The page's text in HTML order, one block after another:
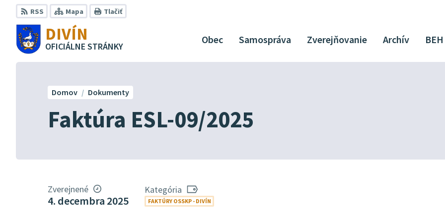
Preskočiť
na
obsah
RSS Mapa Tlačiť
DIVÍN
OFICIÁLNE STRÁNKY
Obec Samospráva Zverejňovanie Archív BEH
Faktúra ESL-09/2025
Domov Dokumenty
Zverejnené
4. decembra 2025
Kategória
FAKTÚRY OSSKP - DIVÍN